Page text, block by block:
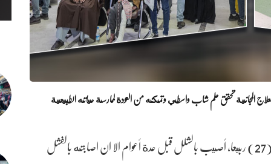
المجانية تحقق حلم شاب واسطي وتمكنه من العودة لممارسة حياته الطبيعية
الشاب (صدام جعفر راضي) من أهالي محافظة واسط، ذو (27) ربيعا، أصيب بالشلل قبل عدة أعوام الا ان اصابته بالفشل